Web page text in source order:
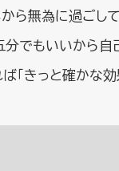
ら無為に過ごし
分でもいいから
「きっと確かな効